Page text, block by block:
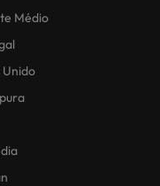
Médio
Unido